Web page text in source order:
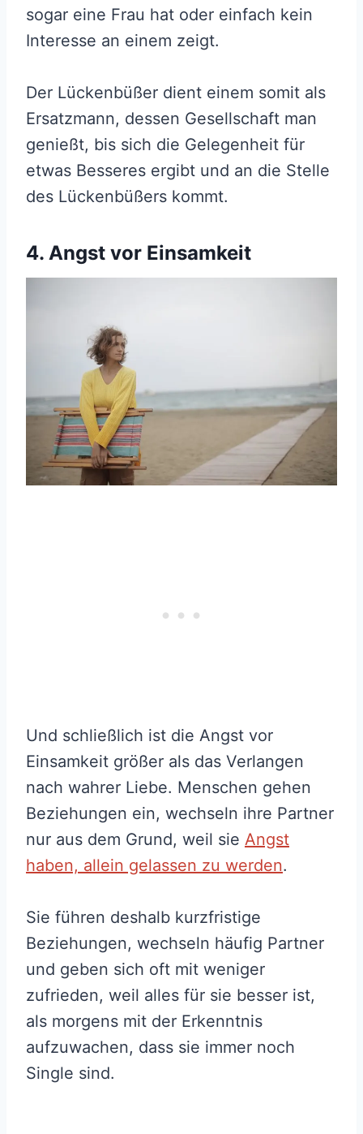
sogar eine Frau hat oder einfach kein
Interesse an einem zeigt.
Der Lückenbüßer dient einem somit als
Ersatzmann, dessen Gesellschaft man
genießt, bis sich die Gelegenheit für
etwas Besseres ergibt und an die Stelle
des Lückenbüßers kommt.
4. Angst vor Einsamkeit
Und schließlich ist die Angst vor
Einsamkeit größer als das Verlangen
nach wahrer Liebe. Menschen gehen
Beziehungen ein, wechseln ihre Partner
nur aus dem Grund, weil sie Angst
haben, allein gelassen zu werden.
Sie führen deshalb kurzfristige
Beziehungen, wechseln häufig Partner
und geben sich oft mit weniger
zufrieden, weil alles für sie besser ist,
als morgens mit der Erkenntnis
aufzuwachen, dass sie immer noch
Single sind.